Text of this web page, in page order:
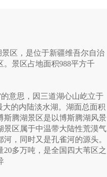
区，是位于新疆维吾尔自治
景区占地面积988平方千
意思，因三道湖心山屹立于
的内陆淡水湖。湖面总面积
斯腾湖景区是以博斯腾湖风景
景区属于中温带大陆性荒漠气
，同时又是孔雀河的源头。
多万吨，是全国四大苇区之